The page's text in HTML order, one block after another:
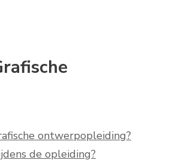
ontwerpopleiding?
de opleiding?